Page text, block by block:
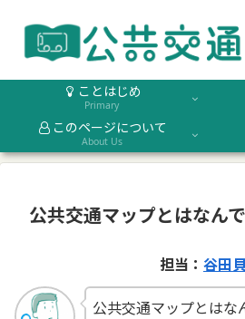
ことはじめ
Primary
このページについて
About Us
公共交通マップとはなん
担当： 谷田
公共交通マップとはな